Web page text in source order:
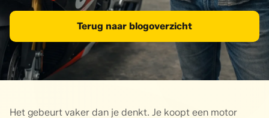
Terug naar blogoverzicht
Het gebeurt vaker dan je denkt. Je koopt een motor